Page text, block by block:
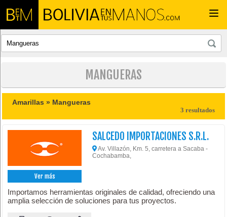
MANGUERAS
Amarillas » Mangueras
3 resultados
Ver más
SALCEDO IMPORTACIONES S.R.L.
Av. Villazón, Km. 5, carretera a Sacaba -
Cochabamba,
Importamos herramientas originales de calidad, ofreciendo una
amplia selección de soluciones para tus proyectos.